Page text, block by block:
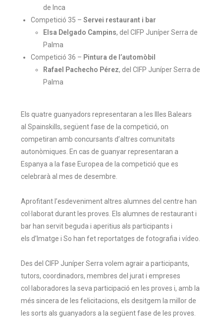
de Inca
Competició 35 –Servei restaurant i bar
Elsa Delgado Campins, del CIFP Juníper Serra de
Palma
Competició 36 – Pintura de l’automòbil
Rafael Pachecho Pérez, del CIFP Juníper Serra de
Palma
Els quatre guanyadors representaran a les Illes Balears
alSpainskills, següent fase de la competició, on
competiran amb concursants d’altres comunitats
autonòmiques. En cas de guanyar representaran a
Espanya a la fase Europea de la competició que es
celebrarà al mes de desembre.
Aprofitant l’esdeveniment altres alumnes del centre han
col·laborat durant les proves. Els alumnes de restaurant i
bar han servit beguda i aperitius als participants i
els d’Imatge i So han fet reportatges de fotografia i vídeo.
Des delCIFP Juníper Serra volem agrair a participants,
tutors, coordinadors, membres del jurat i empreses
col·laboradores la seva participació en les proves i, amb la
més sincera de les felicitacions, els desitgem la millor de
les sorts als guanyadors a la següent fase de les proves.